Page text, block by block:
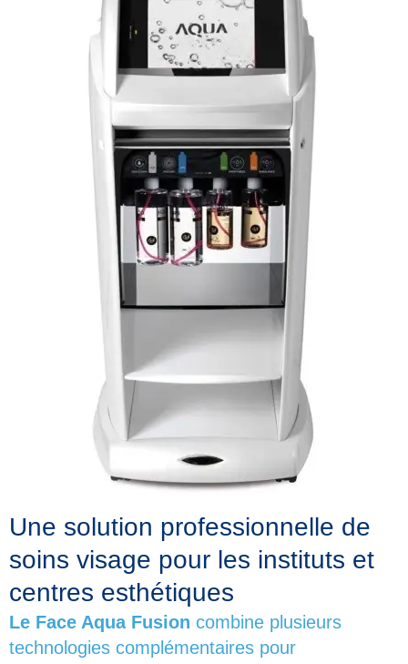
Une solution professionnelle de
soins visage pour les instituts et
centres esthétiques
Le Face Aqua Fusion combine plusieurs
technologies complémentaires pour